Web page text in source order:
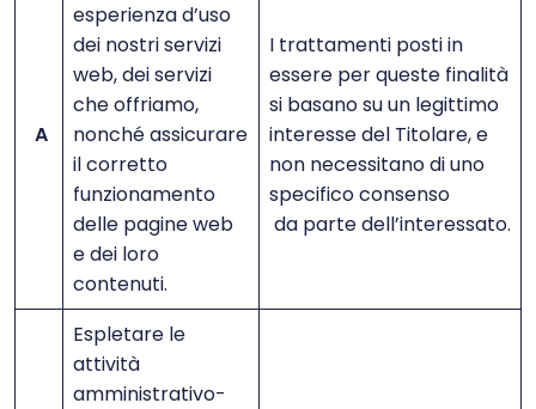
A
esperienza d’uso
dei nostri servizi
web, dei servizi
che offriamo,
nonché assicurare
il corretto
funzionamento
delle pagine web
e dei loro
contenuti.
I trattamenti posti in
essere per queste finalità
si basano su un legittimo
interesse del Titolare, e
non necessitano di uno
specifico consenso
da parte dell’interessato.
Espletare le
attività
amministrativo-